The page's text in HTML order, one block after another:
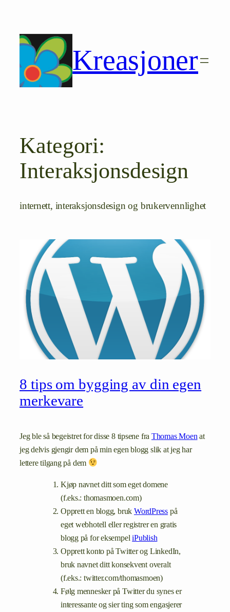
innhold
Kreasjoner
Kategori:
Interaksjonsdesign
internett, interaksjonsdesign og brukervennlighet
8 tips om bygging av din egen
merkevare
Jeg ble så begeistret for disse 8 tipsene fra Thomas Moenat
jeg delvis gjengir dem på min egen blogg slik at jeg har
lettere tilgang på dem
Kjøp navnet ditt som eget domene
(f.eks.: thomasmoen.com)
Opprett en blogg, bruk WordPresspå
eget webhotell eller registrer en gratis
blogg på for eksempeliPublish
Opprett konto på Twitter og LinkedIn,
bruk navnet ditt konsekvent overalt
(f.eks.: twitter.com/thomasmoen)
Følg mennesker på Twitter du synes er
interessante og sier ting som engasjerer